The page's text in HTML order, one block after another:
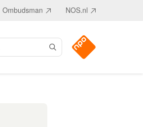
Ombudsman NOS.nl